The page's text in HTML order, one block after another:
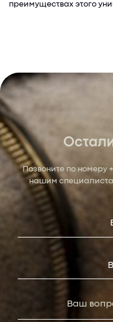
преимуществах этого
Позвоните по номеру
нашим